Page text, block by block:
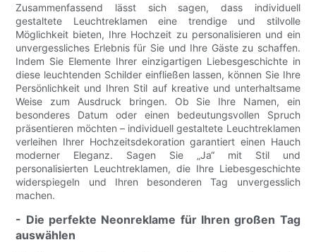
Zusammenfassend lässt sich sagen, dass individuell
gestaltete Leuchtreklamen eine trendige und stilvolle
Möglichkeit bieten, Ihre Hochzeit zu personalisieren und ein
unvergessliches Erlebnis für Sie und Ihre Gäste zu schaffen.
Indem Sie Elemente Ihrer einzigartigen Liebesgeschichte in
diese leuchtenden Schilder einfließen lassen, können Sie Ihre
Persönlichkeit und Ihren Stil auf kreative und unterhaltsame
Weise zum Ausdruck bringen. Ob Sie Ihre Namen, ein
besonderes Datum oder einen bedeutungsvollen Spruch
präsentieren möchten – individuell gestaltete Leuchtreklamen
verleihen Ihrer Hochzeitsdekoration garantiert einen Hauch
moderner Eleganz. Sagen Sie „Ja“ mit Stil und
personalisierten Leuchtreklamen, die Ihre Liebesgeschichte
widerspiegeln und Ihren besonderen Tag unvergesslich
machen.
- Die perfekte Neonreklame für Ihren großen Tag
auswählen